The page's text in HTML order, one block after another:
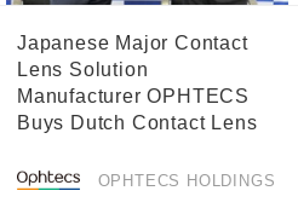
Japanese Major Contact
Lens Solution
Manufacturer OPHTECS
Buys Dutch Contact Lens
OPHTECS HOLDINGS